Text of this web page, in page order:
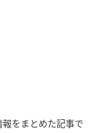
をまとめた記事で